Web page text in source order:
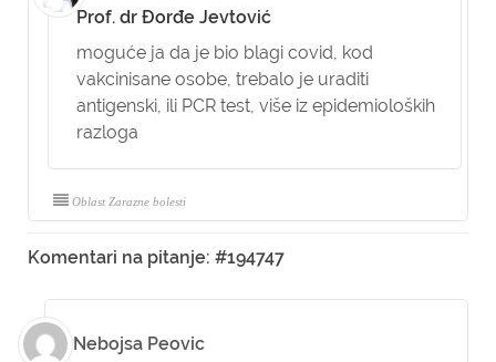
Prof. dr Đorđe Jevtović
moguće ja da je bio blagi covid, kod
vakcinisane osobe, trebalo je uraditi
antigenski, ili PCR test, više iz epidemioloških
razloga
Oblast Zarazne bolesti
Komentari na pitanje: #194747
Nebojsa Peovic